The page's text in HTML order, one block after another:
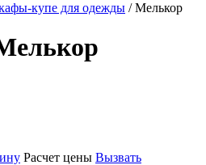
купе для одежды / Мелькор
Расчет цены Вызвать